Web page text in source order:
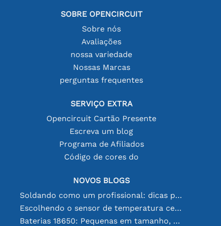
SOBRE OPENCIRCUIT
Sobre nós
Avaliações
nossa variedade
Nossas Marcas
perguntas frequentes
SERVIÇO EXTRA
Opencircuit Cartão Presente
Escreva um blog
Programa de Afiliados
Código de cores do
NOVOS BLOGS
Soldando como um profissional: dicas para conexões eletrônicas perfeitas
Escolhendo o sensor de temperatura certo [youtube]
Baterias 18650: Pequenas em tamanho, grandes em desempenho